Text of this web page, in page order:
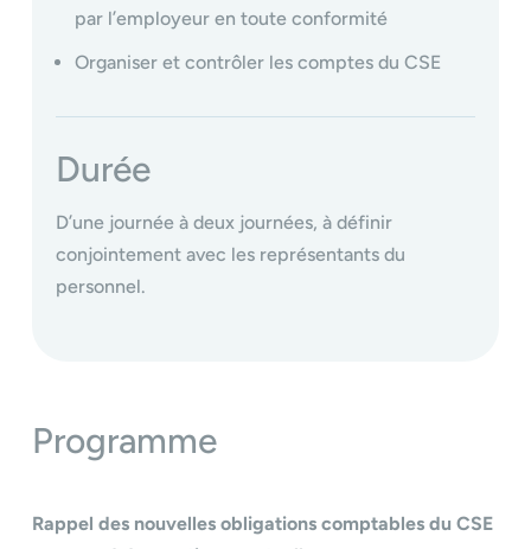
par l’employeur en toute conformité
Organiser et contrôler les comptes du CSE
Durée
D’une journée à deux journées, à définir
conjointement avec les représentants du
personnel.
Programme
Rappel des nouvelles obligations comptables du CSE